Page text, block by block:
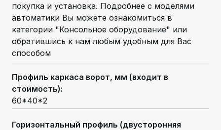
покупка и установка. Подробнее с моделями
автоматики Вы можете ознакомиться в
категории "Консольное оборудование" или
обратившись к нам любым удобным для Вас
способом
Профиль каркаса ворот, мм (входит в
стоимость):
60*40*2
Горизонтальный профиль (двусторонняя